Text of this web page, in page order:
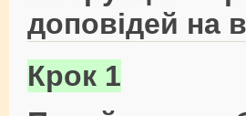
доповідей на
Крок 1